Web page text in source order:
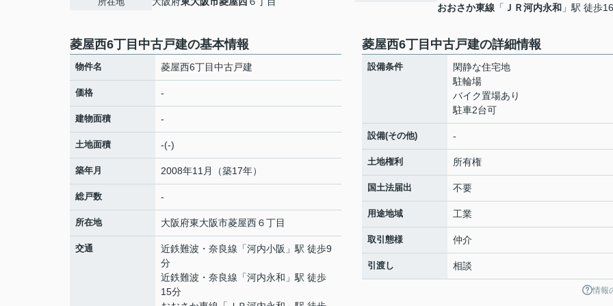
おおさか東線 「 ＪＲ河内永和 」駅 徒歩
菱屋西6丁目中古戸建の基本情報
物件名 菱屋西6丁目中古戸建
価格 -
建物面積 -
土地面積 -(-)
築年月 2008年11月（築17年）
総戸数 -
所在地 大阪府東大阪市菱屋西６丁目
交通 近鉄難波・奈良線 「河内小阪 」駅 徒歩9
分
近鉄難波・奈良線 「河内永和 」駅 徒歩
15分
菱屋西6丁目中古戸建の詳細情報
設備条件
閑静な住宅地
駐輪場
バイク置場あり
駐車2台可
設備(その他) -
土地権利 所有権
国土法届出 不要
用途地域 工業
取引態様 仲介
引渡し 相談
情報